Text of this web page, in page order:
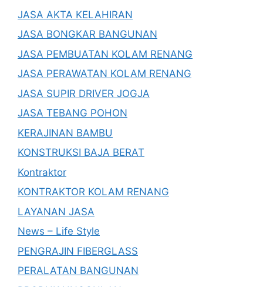
JASA AKTA KELAHIRAN
JASA BONGKAR BANGUNAN
JASA PEMBUATAN KOLAM RENANG
JASA PERAWATAN KOLAM RENANG
JASA SUPIR DRIVER JOGJA
JASA TEBANG POHON
KERAJINAN BAMBU
KONSTRUKSI BAJA BERAT
Kontraktor
KONTRAKTOR KOLAM RENANG
LAYANAN JASA
News – Life Style
PENGRAJIN FIBERGLASS
PERALATAN BANGUNAN